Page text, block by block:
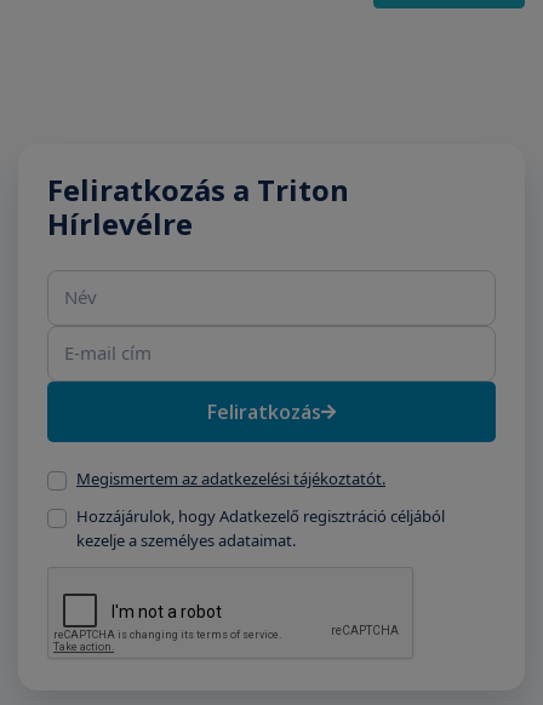
Feliratkozás a Triton
Hírlevélre
Feliratkozás
Megismertem az adatkezelési tájékoztatót.
Hozzájárulok, hogy Adatkezelő regisztráció céljából
kezelje a személyes adataimat.